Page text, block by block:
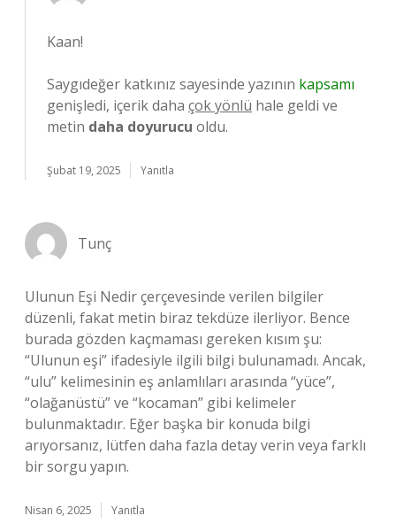
Kaan!
Saygıdeğer katkınız sayesinde yazının kapsamı
genişledi, içerik daha çok yönlü hale geldi ve
metin daha doyurucu oldu.
Şubat 19, 2025 Yanıtla
Tunç
Ulunun Eşi Nedir çerçevesinde verilen bilgiler
düzenli, fakat metin biraz tekdüze ilerliyor. Bence
burada gözden kaçmaması gereken kısım şu:
“Ulunun eşi” ifadesiyle ilgili bilgi bulunamadı. Ancak,
“ulu” kelimesinin eş anlamlıları arasında “yüce”,
“olağanüstü” ve “kocaman” gibi kelimeler
bulunmaktadır. Eğer başka bir konuda bilgi
arıyorsanız, lütfen daha fazla detay verin veya farklı
bir sorgu yapın.
Nisan 6, 2025 Yanıtla